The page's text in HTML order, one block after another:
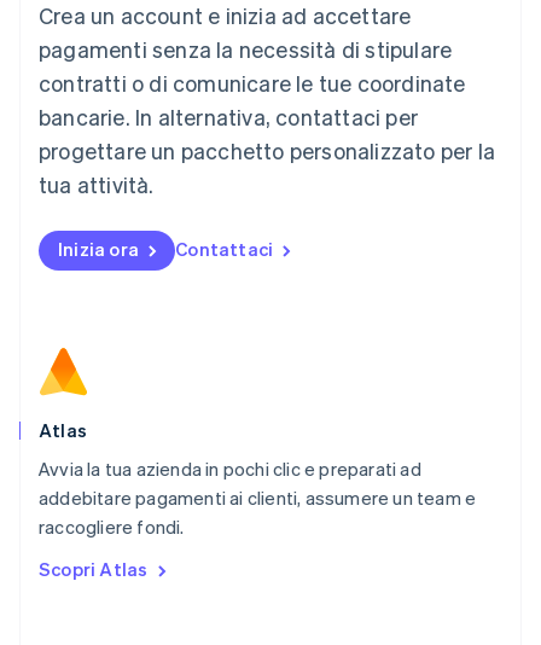
Crea un account e inizia ad accettare
pagamenti senza la necessità di stipulare
contratti o di comunicare le tue coordinate
bancarie. In alternativa, contattaci per
progettare un pacchetto personalizzato per la
tua attività.
Inizia ora Contattaci
Atlas
Avvia la tua azienda in pochi clic e preparati ad
addebitare pagamenti ai clienti, assumere un team e
raccogliere fondi.
Scopri Atlas
Lussemburgo
Deutsch English
Malaysia
English 简体中文
Malta
Messico
EspañolEnglish
English
Nuova Zelanda
English
Portogallo
Português
English简体中文
Regno Unito
English
English